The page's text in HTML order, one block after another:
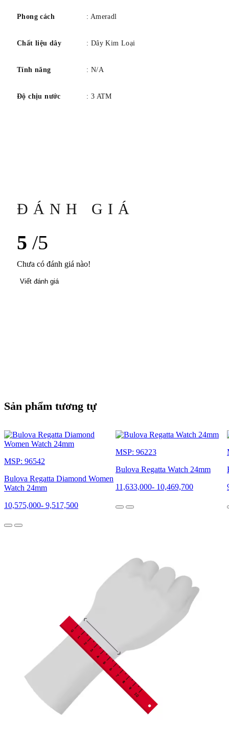
Phong cách : Ameradl
Chất liệu dây : Dây Kim Loại
Tính năng : N/A
Độ chịu nước : 3 ATM
ĐÁNH GIÁ
5 /5
Chưa có đánh giá nào!
Viết đánh giá
Sản phẩm tương tự
MSP: 96542
Bulova Regatta Diamond Women
Watch 24mm
10,575,000- 9,517,500
MSP: 96223
Bulova Regatta Watch 24mm
11,633,000- 10,469,700